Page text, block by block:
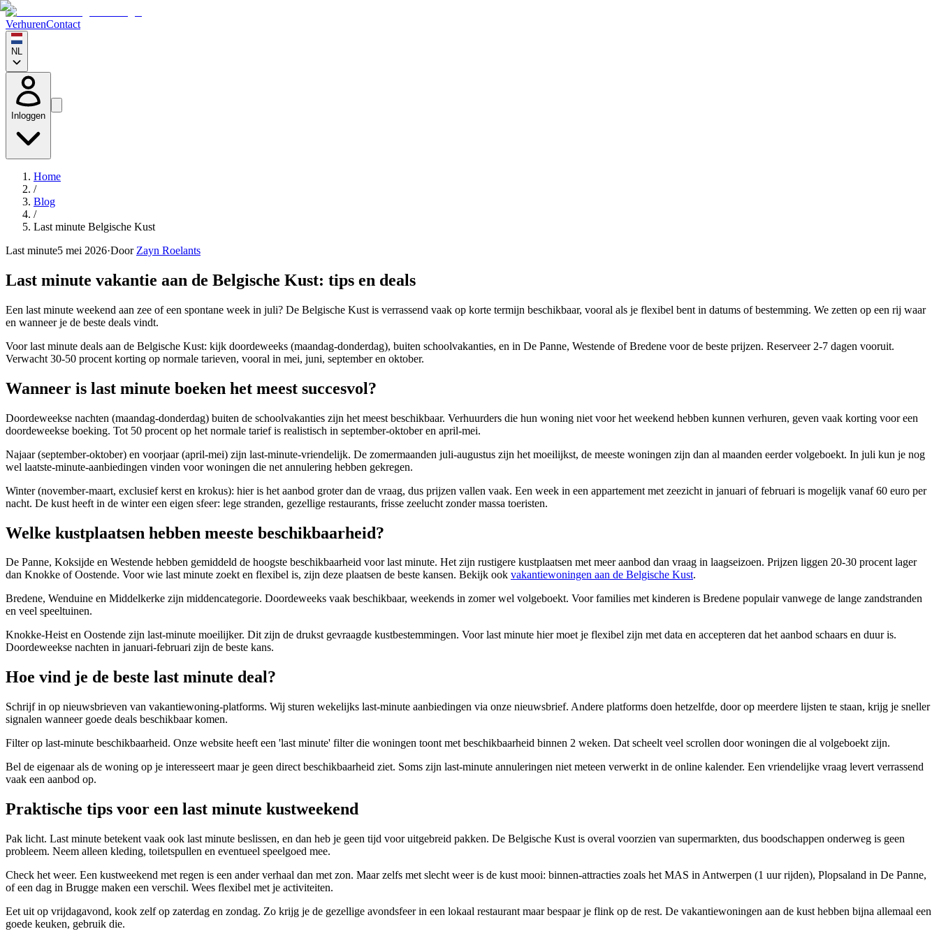
VerhurenContact
NL
Inloggen
Home
/
Blog
/
Last minute Belgische Kust
Last minute5 mei 2026·Door Zayn Roelants
Last minute vakantie aan de Belgische Kust: tips en deals
Een last minute weekend aan zee of een spontane week in juli? De Belgische Kust is verrassend vaak op korte termijn beschikbaar, vooral als je flexibel bent in datums of bestemming. We zetten op een rij waar
en wanneer je de beste deals vindt.
Voor last minute deals aan de Belgische Kust: kijk doordeweeks (maandag-donderdag), buiten schoolvakanties, en in De Panne, Westende of Bredene voor de beste prijzen. Reserveer 2-7 dagen vooruit.
Verwacht 30-50 procent korting op normale tarieven, vooral in mei, juni, september en oktober.
Wanneer is last minute boeken het meest succesvol?
Doordeweekse nachten (maandag-donderdag) buiten de schoolvakanties zijn het meest beschikbaar. Verhuurders die hun woning niet voor het weekend hebben kunnen verhuren, geven vaak korting voor een
doordeweekse boeking. Tot 50 procent op het normale tarief is realistisch in september-oktober en april-mei.
Najaar (september-oktober) en voorjaar (april-mei) zijn last-minute-vriendelijk. De zomermaanden juli-augustus zijn het moeilijkst, de meeste woningen zijn dan al maanden eerder volgeboekt. In juli kun je nog
wel laatste-minute-aanbiedingen vinden voor woningen die net annulering hebben gekregen.
Winter (november-maart, exclusief kerst en krokus): hier is het aanbod groter dan de vraag, dus prijzen vallen vaak. Een week in een appartement met zeezicht in januari of februari is mogelijk vanaf 60 euro per
nacht. De kust heeft in de winter een eigen sfeer: lege stranden, gezellige restaurants, frisse zeelucht zonder massa toeristen.
Welke kustplaatsen hebben meeste beschikbaarheid?
De Panne, Koksijde en Westende hebben gemiddeld de hoogste beschikbaarheid voor last minute. Het zijn rustigere kustplaatsen met meer aanbod dan vraag in laagseizoen. Prijzen liggen 20-30 procent lager
dan Knokke of Oostende. Voor wie last minute zoekt en flexibel is, zijn deze plaatsen de beste kansen. Bekijk ook vakantiewoningen aan de Belgische Kust.
Bredene, Wenduine en Middelkerke zijn middencategorie. Doordeweeks vaak beschikbaar, weekends in zomer wel volgeboekt. Voor families met kinderen is Bredene populair vanwege de lange zandstranden
en veel speeltuinen.
Knokke-Heist en Oostende zijn last-minute moeilijker. Dit zijn de drukst gevraagde kustbestemmingen. Voor last minute hier moet je flexibel zijn met data en accepteren dat het aanbod schaars en duur is.
Doordeweekse nachten in januari-februari zijn de beste kans.
Hoe vind je de beste last minute deal?
Schrijf in op nieuwsbrieven van vakantiewoning-platforms. Wij sturen wekelijks last-minute aanbiedingen via onze nieuwsbrief. Andere platforms doen hetzelfde, door op meerdere lijsten te staan, krijg je sneller
signalen wanneer goede deals beschikbaar komen.
Filter op last-minute beschikbaarheid. Onze website heeft een 'last minute' filter die woningen toont met beschikbaarheid binnen 2 weken. Dat scheelt veel scrollen door woningen die al volgeboekt zijn.
Bel de eigenaar als de woning op je interesseert maar je geen direct beschikbaarheid ziet. Soms zijn last-minute annuleringen niet meteen verwerkt in de online kalender. Een vriendelijke vraag levert verrassend
vaak een aanbod op.
Praktische tips voor een last minute kustweekend
Pak licht. Last minute betekent vaak ook last minute beslissen, en dan heb je geen tijd voor uitgebreid pakken. De Belgische Kust is overal voorzien van supermarkten, dus boodschappen onderweg is geen
probleem. Neem alleen kleding, toiletspullen en eventueel speelgoed mee.
Check het weer. Een kustweekend met regen is een ander verhaal dan met zon. Maar zelfs met slecht weer is de kust mooi: binnen-attracties zoals het MAS in Antwerpen (1 uur rijden), Plopsaland in De Panne,
of een dag in Brugge maken een verschil. Wees flexibel met je activiteiten.
Eet uit op vrijdagavond, kook zelf op zaterdag en zondag. Zo krijg je de gezellige avondsfeer in een lokaal restaurant maar bespaar je flink op de rest. De vakantiewoningen aan de kust hebben bijna allemaal een
goede keuken, gebruik die.